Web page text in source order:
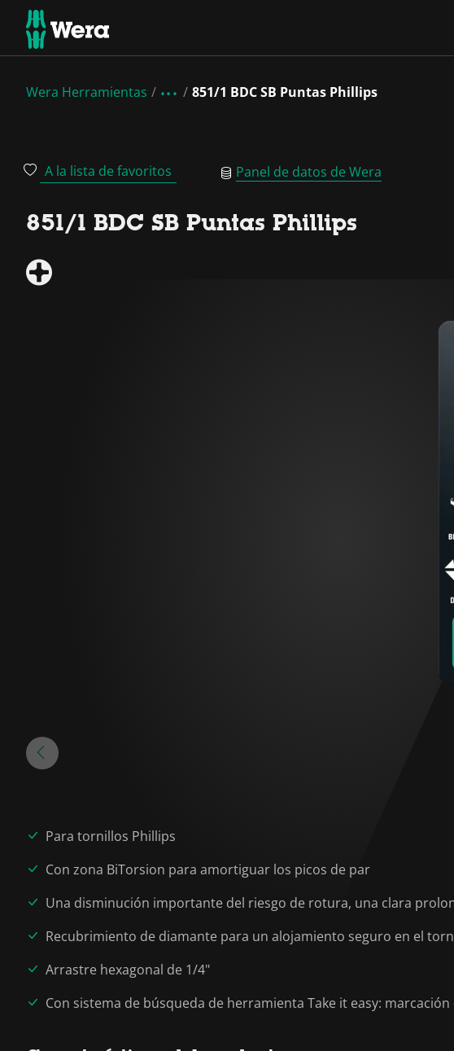
Wera Herramientas 851/1 BDC SB Puntas Phillips
A la lista de favoritos Panel de datos de Wera
851/1 BDC SB Puntas Phillips
Para tornillos Phillips
Con zona BiTorsion para amortiguar los picos de par
Una disminución importante del riesgo de rotura, una clara
Recubrimiento de diamante para un alojamiento seguro en el
Arrastre hexagonal de 1/4"
Con sistema de búsqueda de herramienta Take it easy: